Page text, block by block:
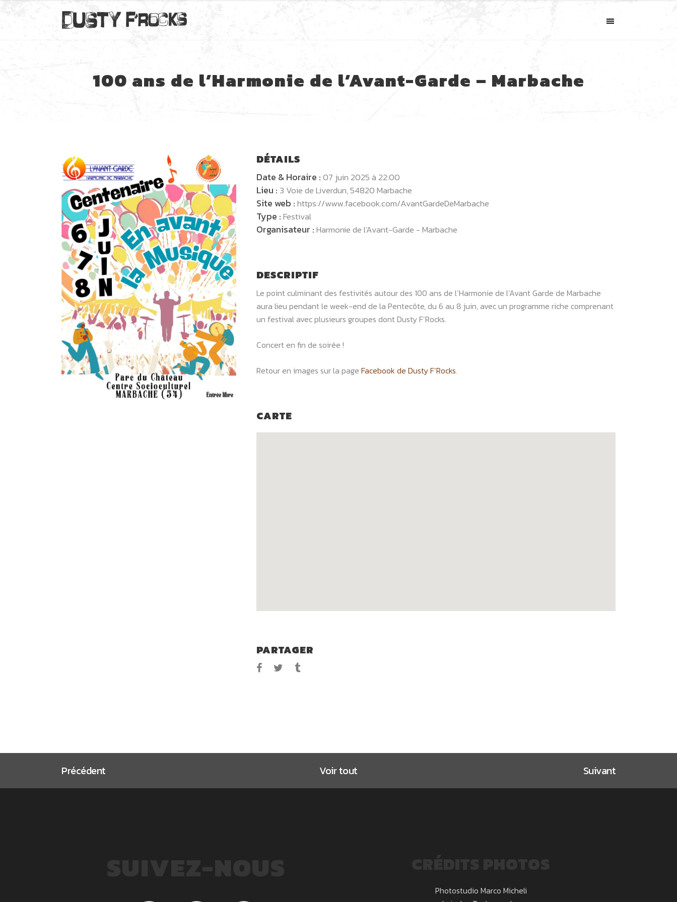
100 ans de l’Harmonie de l’Avant-Garde – Marbache
DÉTAILS
Date & Horaire :07 juin 2025 à 22:00
Lieu : 3 Voie de Liverdun, 54820 Marbache
Site web :https://www.facebook.com/AvantGardeDeMarbache
Type :Festival
Organisateur :Harmonie de l'Avant-Garde - Marbache
DESCRIPTIF
Le point culminant des festivités autour des 100 ans de l’Harmonie de l’Avant Garde de Marbache
aura lieu pendant le week-end de la Pentecôte, du 6 au 8 juin, avec un programme riche comprenant
un festival avec plusieurs groupes dont Dusty F’Rocks.
Concert en fin de soirée !
Retour en images sur la page Facebook de Dusty F’Rocks.
CARTE
PARTAGER
Précédent Voir tout Suivant
Photostudio Marco Micheli